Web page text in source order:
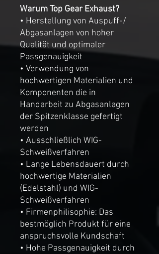
Warum Top Gear Exhaust?
• Herstellung von Auspuff-/
Abgasanlagen von hoher
Qualität und optimaler
Passgenauigkeit
• Verwendung von
hochwertigen Materialien und
Komponenten die in
Handarbeit zu Abgasanlagen
der Spitzenklasse gefertigt
werden
• Ausschließlich WIG-
Schweißverfahren
• Lange Lebensdauert durch
hochwertige Materialien
(Edelstahl) und WIG-
Schweißverfahren
• Firmenphilisophie: Das
bestmöglich Produkt für eine
anspruchsvolle Kundschaft
• Hohe Passgenauigkeit durch